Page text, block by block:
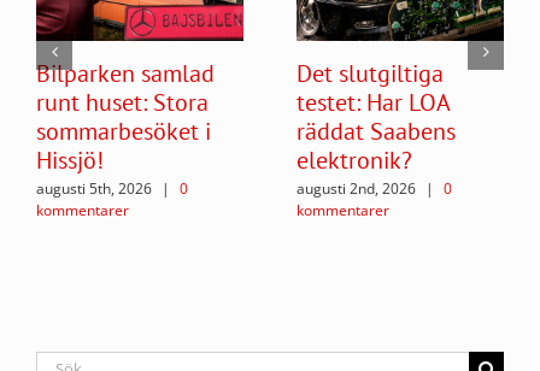
Bilparken samlad
runt huset: Stora
sommarbesöket i
Hissjö!
augusti 5th, 2026 |
0
kommentarer
Det slutgiltiga
testet: Har LOA
räddat Saabens
elektronik?
augusti 2nd, 2026 |
0
kommentarer
Sök